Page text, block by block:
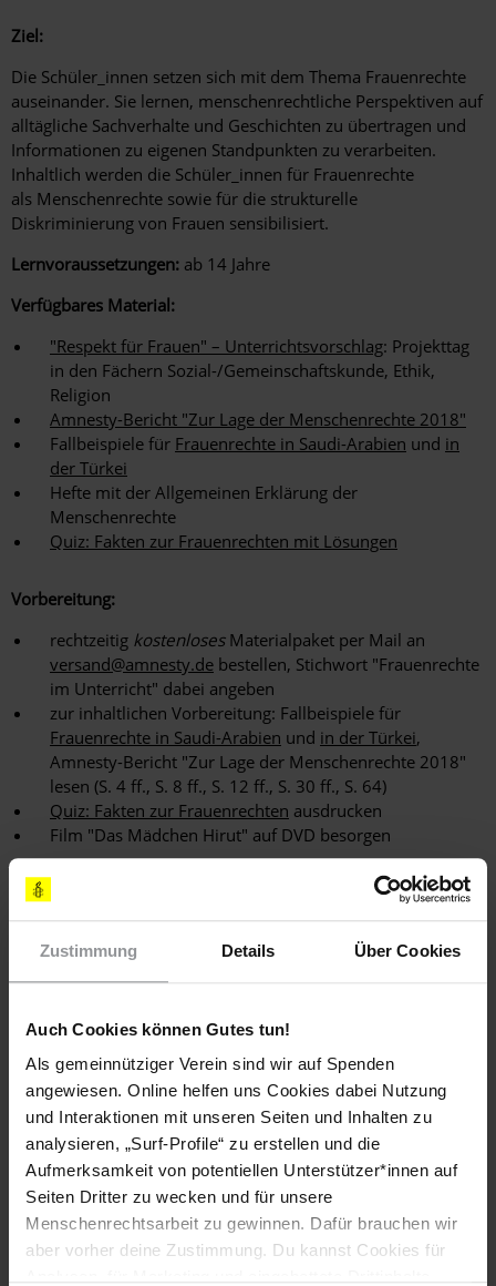
Zustimmung Details Über Cookies
Auch Cookies können Gutes tun!
Als gemeinnütziger Verein sind wir auf Spenden
angewiesen. Online helfen uns Cookies dabei Nutzung
und Interaktionen mit unseren Seiten und Inhalten zu
analysieren, „Surf-Profile“ zu erstellen und die
Aufmerksamkeit von potentiellen Unterstützer*innen auf
Seiten Dritter zu wecken und für unsere
Menschenrechtsarbeit zu gewinnen. Dafür brauchen wir
aber vorher deine Zustimmung. Du kannst Cookies für
Ziel:
Die Schüler_innen setzen sich mit dem Thema Frauenrechte
auseinander. Sie lernen, menschenrechtliche Perspektiven auf
alltägliche Sachverhalte und Geschichten zu übertragen und
Informationen zu eigenen Standpunkten zu verarbeiten.
Inhaltlich werden die Schüler_innen für Frauenrechte
als Menschenrechte sowie für die strukturelle
Diskriminierung von Frauen sensibilisiert.
Lernvoraussetzungen: ab 14 Jahre
Verfügbares Material:
"Respekt für Frauen" – Unterrichtsvorschlag: Projekttag
in den Fächern Sozial-/Gemeinschaftskunde, Ethik,
Religion
Amnesty-Bericht "Zur Lage der Menschenrechte 2018"
Fallbeispiele für Frauenrechte in Saudi-Arabien und in
der Türkei
Hefte mit der Allgemeinen Erklärung der
Menschenrechte
Quiz: Fakten zur Frauenrechten mit Lösungen
Vorbereitung:
rechtzeitig kostenlosesMaterialpaket per Mail an
versand@amnesty.de bestellen, Stichwort "Frauenrechte
im Unterricht" dabei angeben
zur inhaltlichen Vorbereitung: Fallbeispiele für
Frauenrechte in Saudi-Arabien und in der Türkei,
Amnesty-Bericht "Zur Lage der Menschenrechte 2018"
lesen (S. 4 ff., S. 8 ff., S. 12 ff., S. 30 ff., S. 64)
Quiz: Fakten zur Frauenrechten ausdrucken
Film "Das Mädchen Hirut" auf DVD besorgen
Downloads
Religion
Fallbeschreibung Frauenrechte in Saudi-Arabien
(PDF, 643.95 KB)
Fallbeschreibung Frauenrechte in der Türkei (Erin
Keskin)
(PDF, 870.43 KB)
Quiz: Fakten zur Frauenrechten mit Lösungen
(PDF, 464.24 KB)